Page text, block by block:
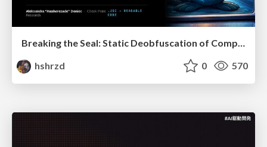
Breaking the Seal: Static Deobfuscation of Compiled V8 JavaScript Bytecode Malware
hshrzd
0 570